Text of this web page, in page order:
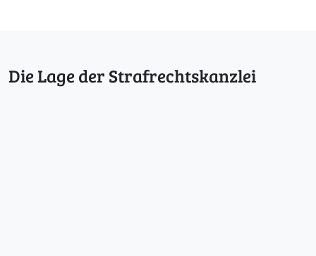
Die Lage der Strafrechtskanzlei